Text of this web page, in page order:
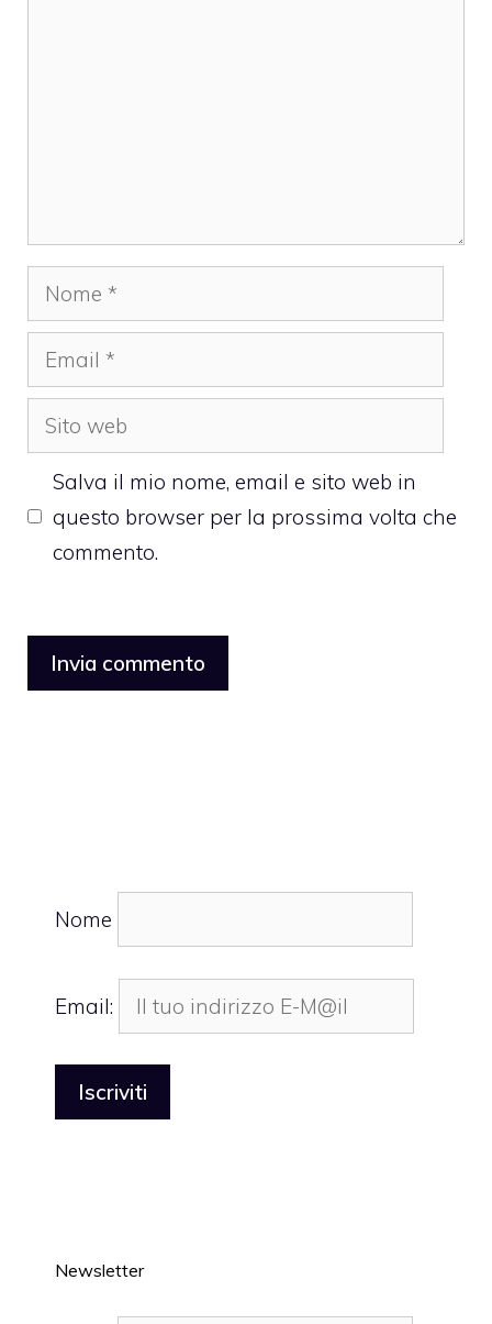
Nome
Email
Sito
web
Salva il mio nome, email e sito web in
questo browser per la prossima volta che
commento.
Nome
Email:
Newsletter